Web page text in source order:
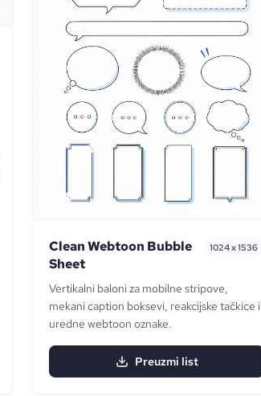
Clean Webtoon Bubble
Sheet
1024 x 1536
Vertikalni baloni za mobilne stripove,
mekani caption boksevi, reakcijske tačkice i
uredne webtoon oznake.
Preuzmi list